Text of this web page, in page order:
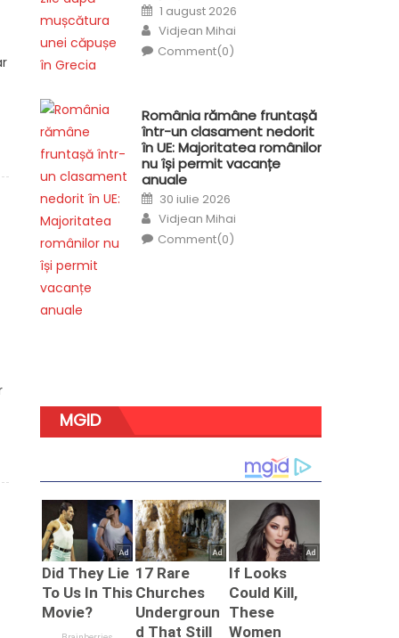
Posted
on
1 august 2026
Author
Vidjean Mihai
Comment(0)
România rămâne fruntașă
într-un clasament nedorit
în UE: Majoritatea românilor
nu își permit vacanțe
anuale
Posted
on
30 iulie 2026
Author
Vidjean Mihai
Comment(0)
MGID